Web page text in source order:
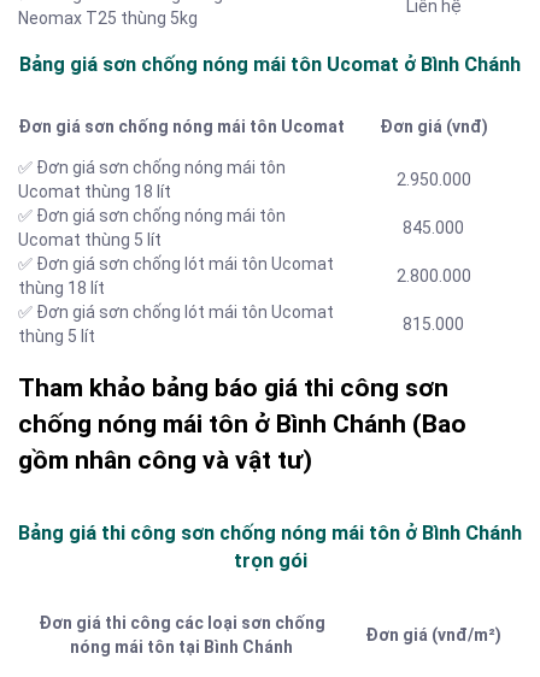
Neomax T25 thùng 5kg
Liên hệ
Bảng giá sơn chống nóng mái tôn Ucomat ở Bình Chánh
Đơn giá sơn chống nóng mái tôn Ucomat Đơn giá (vnđ)
✅ Đơn giá sơn chống nóng mái tôn
Ucomat thùng 18 lít
2.950.000
✅ Đơn giá sơn chống nóng mái tôn
Ucomat thùng 5 lít
845.000
✅ Đơn giá sơn chống lót mái tôn Ucomat
thùng 18 lít
2.800.000
✅ Đơn giá sơn chống lót mái tôn Ucomat
thùng 5 lít
815.000
Tham khảo bảng báo giá thi công sơn
chống nóng mái tôn ở Bình Chánh (Bao
gồm nhân công và vật tư)
Bảng giá thi công sơn chống nóng mái tôn ở Bình Chánh
trọn gói
Đơn giá thi công các loại sơn chống
nóng mái tôn tại Bình Chánh
Đơn giá (vnđ/m²)